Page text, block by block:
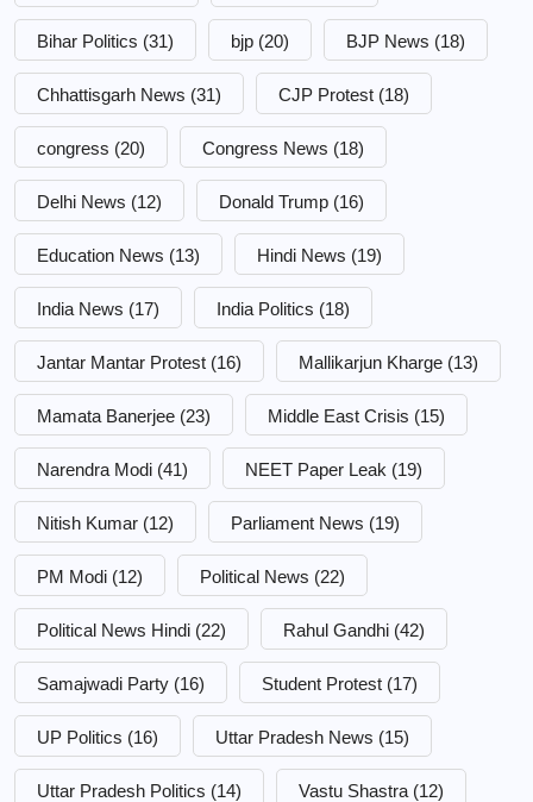
Bihar Politics (31) bjp (20) BJP News (18)
Chhattisgarh News (31) CJP Protest (18)
congress (20) Congress News (18)
Delhi News (12) Donald Trump (16)
Education News (13) Hindi News (19)
India News (17) India Politics (18)
Jantar Mantar Protest (16) Mallikarjun Kharge (13)
Mamata Banerjee (23) Middle East Crisis (15)
Narendra Modi (41) NEET Paper Leak (19)
Nitish Kumar (12) Parliament News (19)
PM Modi (12) Political News (22)
Political News Hindi (22) Rahul Gandhi (42)
Samajwadi Party (16) Student Protest (17)
UP Politics (16) Uttar Pradesh News (15)
Uttar Pradesh Politics (14) Vastu Shastra (12)